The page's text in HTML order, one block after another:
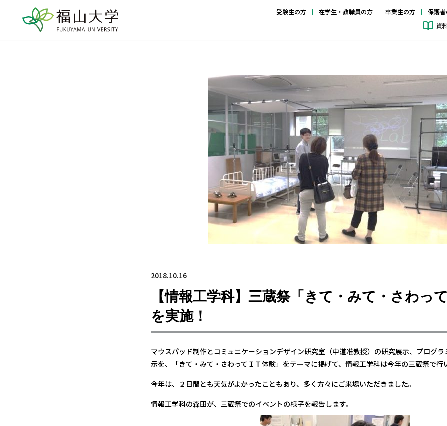
受験生の方 在学生・教職員の方 卒業生の方 保護者
資
2018.10.16
【情報工学科】三蔵祭「きて・みて・さわって
を実施！
マウスパッド制作とコミュニケーションデザイン研究室（中道准教授）の研究展示、プログラ
示を、「きて・みて・さわってＩＴ体験」をテーマに掲げて、情報工学科は今年の三蔵祭で行
今年は、２日間とも天気がよかったこともあり、多く方々にご来場いただきました。
情報工学科の森田が、三蔵祭でのイベントの様子を報告します。